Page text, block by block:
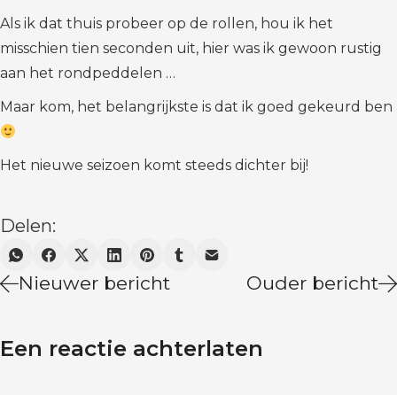
Als ik dat thuis probeer op de rollen, hou ik het
misschien tien seconden uit, hier was ik gewoon rustig
aan het rondpeddelen …
Maar kom, het belangrijkste is dat ik goed gekeurd ben
Het nieuwe seizoen komt steeds dichter bij!
Delen:
Nieuwer bericht Ouder bericht
Een reactie achterlaten